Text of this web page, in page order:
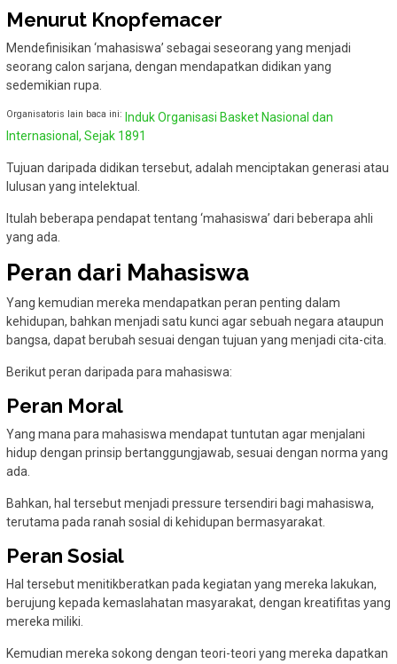
Menurut Knopfemacer
Mendefinisikan ‘mahasiswa’ sebagai seseorang yang menjadi
seorang calon sarjana, dengan mendapatkan didikan yang
sedemikian rupa.
Organisatoris lain baca ini: Induk Organisasi Basket Nasional dan
Internasional, Sejak 1891
Tujuan daripada didikan tersebut, adalah menciptakan generasi atau
lulusan yang intelektual.
Itulah beberapa pendapat tentang ‘mahasiswa’ dari beberapa ahli
yang ada.
Peran dari Mahasiswa
Yang kemudian mereka mendapatkan peran penting dalam
kehidupan, bahkan menjadi satu kunci agar sebuah negara ataupun
bangsa, dapat berubah sesuai dengan tujuan yang menjadi cita-cita.
Berikut peran daripada para mahasiswa:
Peran Moral
Yang mana para mahasiswa mendapat tuntutan agar menjalani
hidup dengan prinsip bertanggungjawab, sesuai dengan norma yang
ada.
Bahkan, hal tersebut menjadi pressure tersendiri bagi mahasiswa,
terutama pada ranah sosial di kehidupan bermasyarakat.
Peran Sosial
Hal tersebut menitikberatkan pada kegiatan yang mereka lakukan,
berujung kepada kemaslahatan masyarakat, dengan kreatifitas yang
mereka miliki.
Kemudian mereka sokong dengan teori-teori yang mereka dapatkan